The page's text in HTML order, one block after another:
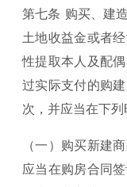
第七条 购买、建
土地收益金或者
性提取本人及配
过实际支付的购
次，并应当在下列
（一）购买新建
应当在购房合同